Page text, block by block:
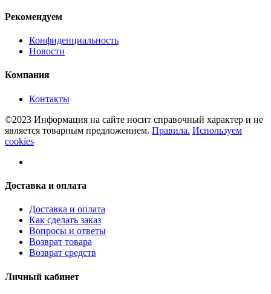
Рекомендуем
Конфиденциальность
Новости
Компания
Контакты
©2023 Информация на сайте носит справочный характер и не
является товарным предложением. Правила. Используем
cookies
Доставка и оплата
Доставка и оплата
Как сделать заказ
Вопросы и ответы
Возврат товара
Возврат средств
Личный кабинет